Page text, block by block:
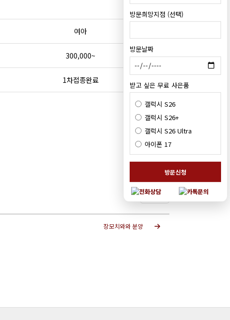
여아
300,000~
1차접종완료
목록
장모치와와 분양
방문희망지점 (선택)
방문날짜
받고 싶은 무료 사은품
갤럭시 S26
갤럭시 S26+
갤럭시 S26 Ultra
아이폰 17
방문신청